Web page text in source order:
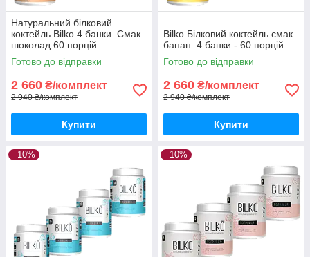
Натуральний білковий
коктейль Bilko 4 банки. Смак
шоколад 60 порцій
Готово до відправки
2 660 ₴/комплект
2 940 ₴/комплект
Купити
Bilko Білковий коктейль смак
банан. 4 банки - 60 порцій
Готово до відправки
2 660 ₴/комплект
2 940 ₴/комплект
Купити
–10% –10%